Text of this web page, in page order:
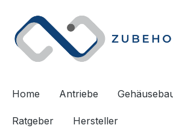
Home Antriebe
Ratgeber Hersteller